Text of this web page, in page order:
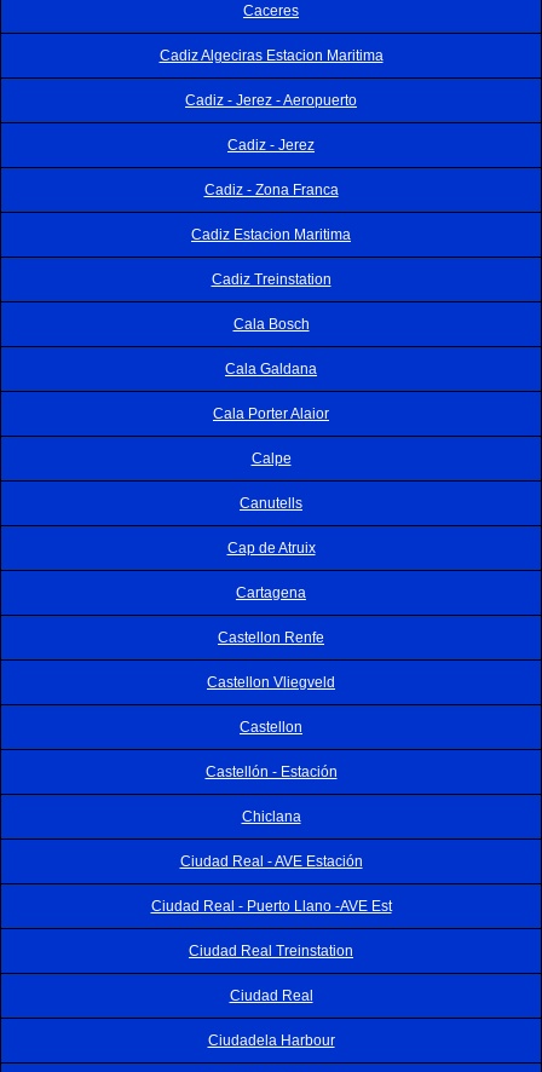
Caceres
Cadiz Algeciras Estacion Maritima
Cadiz - Jerez - Aeropuerto
Cadiz - Jerez
Cadiz - Zona Franca
Cadiz Estacion Maritima
Cadiz Treinstation
Cala Bosch
Cala Galdana
Cala Porter Alaior
Calpe
Canutells
Cap de Atruix
Cartagena
Castellon Renfe
Castellon Vliegveld
Castellon
Castellón - Estación
Chiclana
Ciudad Real - AVE Estación
Ciudad Real - Puerto Llano -AVE Est
Ciudad Real Treinstation
Ciudad Real
Ciudadela Harbour